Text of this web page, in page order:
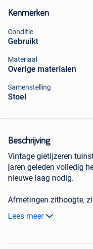
Kenmerken
Conditie
Gebruikt
Materiaal
Overige materialen
Samenstelling
Stoel
Beschrijving
Vintage gietijzeren
jaren geleden volledig
nieuwe laag nodig.
Afmetingen zithoogte,
zien.
Lees meer